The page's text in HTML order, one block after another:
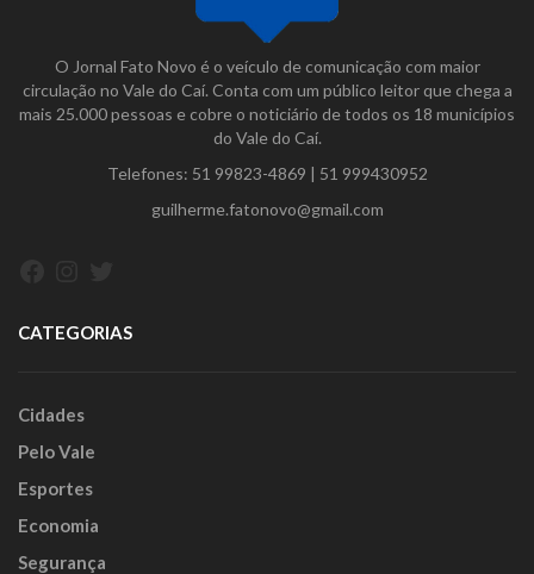
O Jornal Fato Novo é o veículo de comunicação com maior
circulação no Vale do Caí. Conta com um público leitor que chega a
mais 25.000 pessoas e cobre o noticiário de todos os 18 municípios
do Vale do Caí.
Telefones: 51 99823-4869 | 51 999430952
guilherme.fatonovo@gmail.com
CATEGORIAS
Cidades
Pelo Vale
Esportes
Economia
Segurança